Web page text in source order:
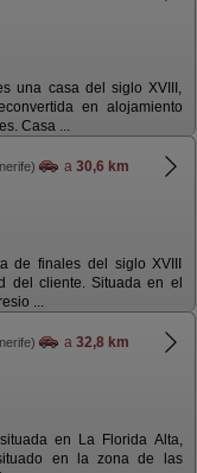
una casa del siglo XVIII,
en alojamiento
Casa ...
a 30,6 km
de finales del siglo XVIII
del cliente. Situada en el
...
a 32,8 km
en La Florida Alta,
en la zona de las